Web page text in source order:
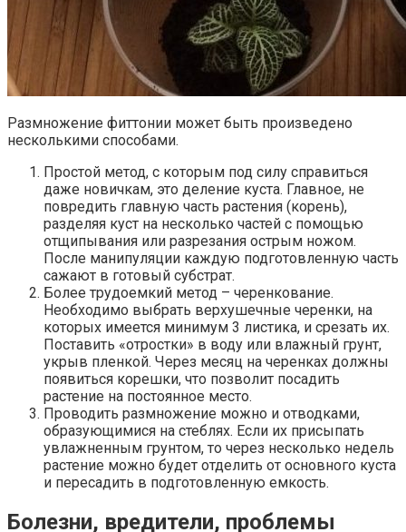
Размножение фиттонии может быть произведено
несколькими способами.
Простой метод, с которым под силу справиться
даже новичкам, это деление куста. Главное, не
повредить главную часть растения (корень),
разделяя куст на несколько частей с помощью
отщипывания или разрезания острым ножом.
После манипуляции каждую подготовленную часть
сажают в готовый субстрат.
Более трудоемкий метод – черенкование.
Необходимо выбрать верхушечные черенки, на
которых имеется минимум 3 листика, и срезать их.
Поставить «отростки» в воду или влажный грунт,
укрыв пленкой. Через месяц на черенках должны
появиться корешки, что позволит посадить
растение на постоянное место.
Проводить размножение можно и отводками,
образующимися на стеблях. Если их присыпать
увлажненным грунтом, то через несколько недель
растение можно будет отделить от основного куста
и пересадить в подготовленную емкость.
Болезни, вредители, проблемы